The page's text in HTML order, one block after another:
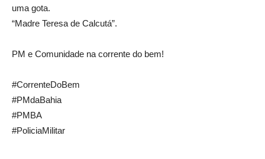
uma gota.
“Madre Teresa de Calcutá”.
PM e Comunidade na corrente do bem!
#CorrenteDoBem
#PMdaBahia
#PMBA
#PoliciaMilitar